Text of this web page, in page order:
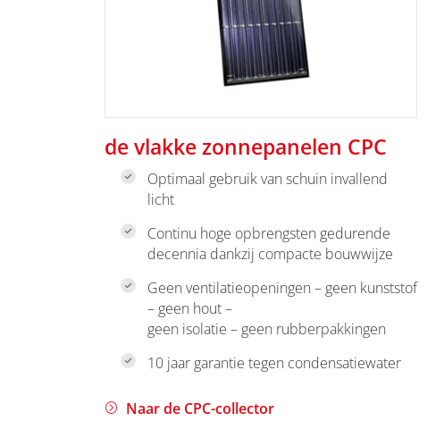
de vlakke zonnepanelen CPC
Optimaal gebruik van schuin invallend
licht
Continu hoge opbrengsten gedurende
decennia dankzij compacte bouwwijze
Geen ventilatieopeningen – geen kunststof
– geen hout –
geen isolatie – geen rubberpakkingen
10 jaar garantie tegen condensatiewater
Naar de CPC-collector